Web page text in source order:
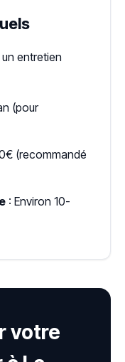
entretien
(pour
(recommandé
: Environ 10-
votre